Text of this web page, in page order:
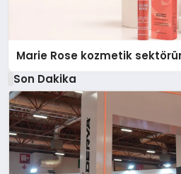
Marie Rose kozmetik
Son Dakika